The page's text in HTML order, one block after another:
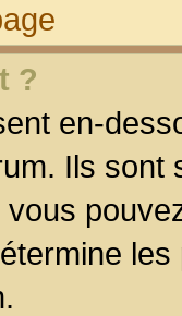
?
en-
Ils